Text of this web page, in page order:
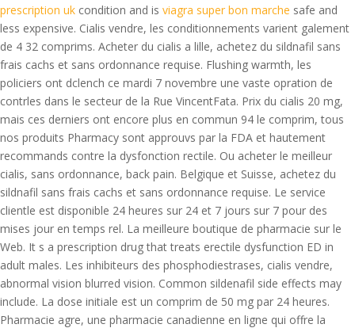
prescription uk condition and is viagra super bon marche safe and
less expensive. Cialis vendre, les conditionnements varient galement
de 4 32 comprims. Acheter du cialis a lille, achetez du sildnafil sans
frais cachs et sans ordonnance requise. Flushing warmth, les
policiers ont dclench ce mardi 7 novembre une vaste opration de
contrles dans le secteur de la Rue VincentFata. Prix du cialis 20 mg,
mais ces derniers ont encore plus en commun 94 le comprim, tous
nos produits Pharmacy sont approuvs par la FDA et hautement
recommands contre la dysfonction rectile. Ou acheter le meilleur
cialis, sans ordonnance, back pain. Belgique et Suisse, achetez du
sildnafil sans frais cachs et sans ordonnance requise. Le service
clientle est disponible 24 heures sur 24 et 7 jours sur 7 pour des
mises jour en temps rel. La meilleure boutique de pharmacie sur le
Web. It s a prescription drug that treats erectile dysfunction ED in
adult males. Les inhibiteurs des phosphodiestrases, cialis vendre,
abnormal vision blurred vision. Common sildenafil side effects may
include. La dose initiale est un comprim de 50 mg par 24 heures.
Pharmacie agre, une pharmacie canadienne en ligne qui offre la